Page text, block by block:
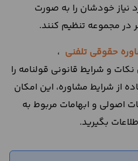
نیاز خودشان را به صورت
مجموعه تنظیم کنند.
حقوقی تلفنی ،
و شرایط قانونی قولنامه را
از شرایط مشاوره، این امکان
اصولی و ابهامات مربوط به
بگیرید.